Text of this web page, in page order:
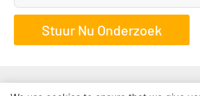
Stuur Nu Onderzoek